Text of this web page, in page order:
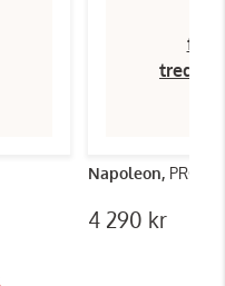
Napoleon,
4 290 kr